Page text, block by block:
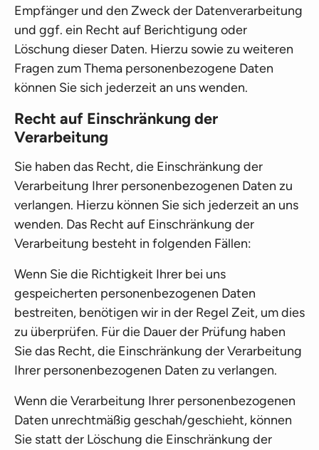
Empfänger und den Zweck der Datenverarbeitung
und ggf. ein Recht auf Berichtigung oder
Löschung dieser Daten. Hierzu sowie zu weiteren
Fragen zum Thema personenbezogene Daten
können Sie sich jederzeit an uns wenden.
Recht auf Einschränkung der
Verarbeitung
Sie haben das Recht, die Einschränkung der
Verarbeitung Ihrer personenbezogenen Daten zu
verlangen. Hierzu können Sie sich jederzeit an uns
wenden. Das Recht auf Einschränkung der
Verarbeitung besteht in folgenden Fällen:
Wenn Sie die Richtigkeit Ihrer bei uns
gespeicherten personenbezogenen Daten
bestreiten, benötigen wir in der Regel Zeit, um dies
zu überprüfen. Für die Dauer der Prüfung haben
Sie das Recht, die Einschränkung der Verarbeitung
Ihrer personenbezogenen Daten zu verlangen.
Wenn die Verarbeitung Ihrer personenbezogenen
Daten unrechtmäßig geschah/geschieht, können
Sie statt der Löschung die Einschränkung der